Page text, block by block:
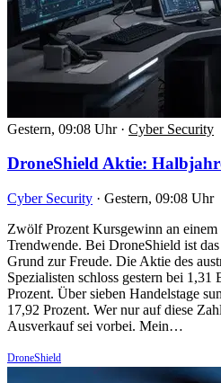
Gestern, 09:08 Uhr · Cyber Security
DroneShield Aktie:
Cyber Security · Gestern, 09:08 Uhr
Zwölf Prozent Kursgewinn an
Trendwende. Bei DroneShield ist
Grund zur Freude. Die Aktie des
Spezialisten schloss gestern bei
Prozent. Über sieben Handelstage
17,92 Prozent. Wer nur auf diese
Ausverkauf sei vorbei. Mein…
DroneShield